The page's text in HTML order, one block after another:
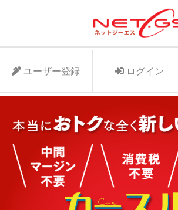
ネット・ジーエス株式会社が運
支援サービスNet-GSのサイト。
に入れたい、より高くお手元の
ット・ジーエス株式会社はお客
車個人売買が出来る支援に全力
ユーザー登録 ログイン